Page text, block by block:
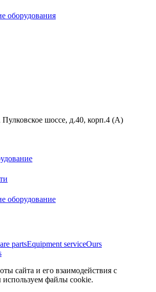
оборудования
Пулковское шоссе, д.40, корп.4 (А)
оборудование
partsEquipment serviceOurs
сайта и его взаимодействия с
используем файлы cookie.